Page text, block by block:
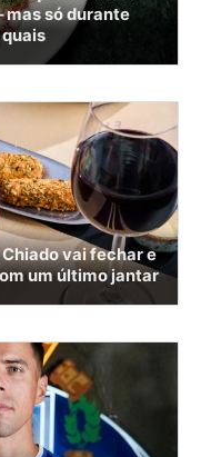
mas só durante
vai fechar e
um último jantar